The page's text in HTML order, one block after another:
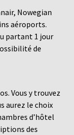
Nowegian
aéroports.
partant 1 jour
de
Vous y trouvez
aurez le choix
d’hôtel
des